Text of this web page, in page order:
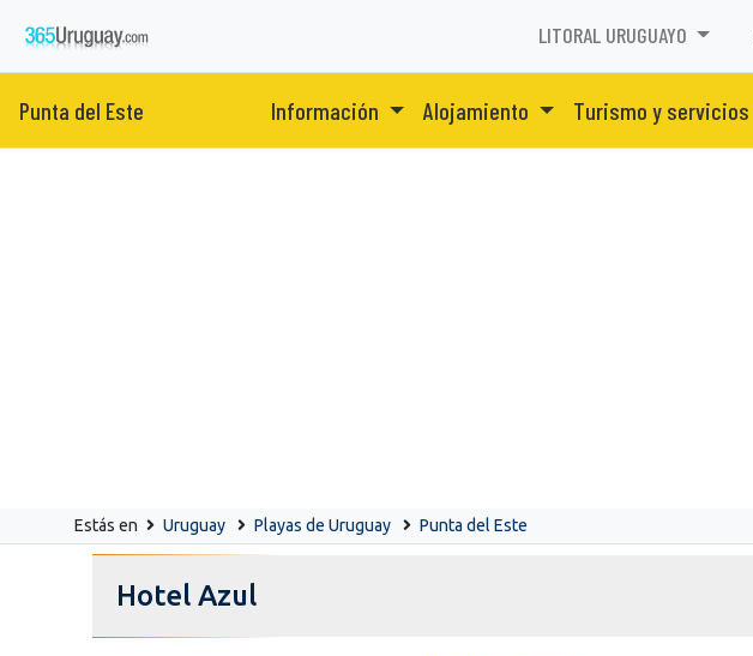
LITORAL URUGUAYO
Punta del Este Información Alojamiento Turismo y servicios
Estás en Uruguay Playas de Uruguay Punta del Este
Hotel Azul